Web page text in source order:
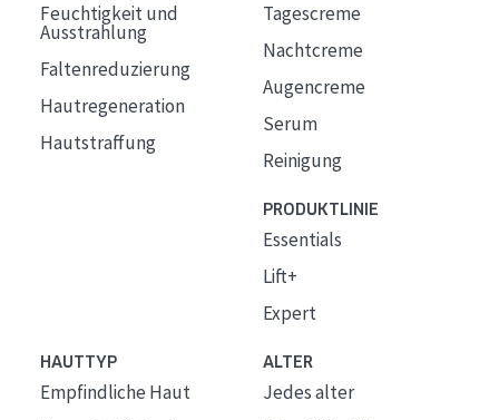
Feuchtigkeit und
Ausstrahlung
Faltenreduzierung
Hautregeneration
Hautstraffung
Tagescreme
Nachtcreme
Augencreme
Serum
Reinigung
PRODUKTLINIE
Essentials
Lift+
Expert
HAUTTYP
Empfindliche Haut
ALTER
Jedes alter